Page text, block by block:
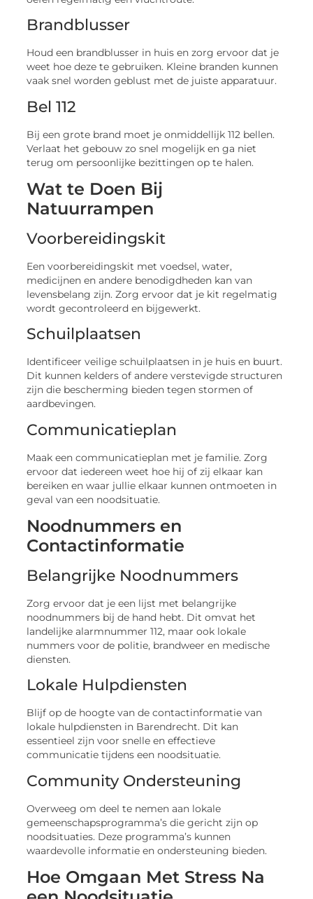
Brandblusser
Houd een brandblusser in huis en zorg ervoor dat je
weet hoe deze te gebruiken. Kleine branden kunnen
vaak snel worden geblust met de juiste apparatuur.
Bel 112
Bij een grote brand moet je onmiddellijk 112 bellen.
Verlaat het gebouw zo snel mogelijk en ga niet
terug om persoonlijke bezittingen op te halen.
Wat te Doen Bij
Natuurrampen
Voorbereidingskit
Een voorbereidingskit met voedsel, water,
medicijnen en andere benodigdheden kan van
levensbelang zijn. Zorg ervoor dat je kit regelmatig
wordt gecontroleerd en bijgewerkt.
Schuilplaatsen
Identificeer veilige schuilplaatsen in je huis en buurt.
Dit kunnen kelders of andere verstevigde structuren
zijn die bescherming bieden tegen stormen of
aardbevingen.
Communicatieplan
Maak een communicatieplan met je familie. Zorg
ervoor dat iedereen weet hoe hij of zij elkaar kan
bereiken en waar jullie elkaar kunnen ontmoeten in
geval van een noodsituatie.
Noodnummers en
Contactinformatie
Belangrijke Noodnummers
Zorg ervoor dat je een lijst met belangrijke
noodnummers bij de hand hebt. Dit omvat het
landelijke alarmnummer 112, maar ook lokale
nummers voor de politie, brandweer en medische
diensten.
Lokale Hulpdiensten
Blijf op de hoogte van de contactinformatie van
lokale hulpdiensten in Barendrecht. Dit kan
essentieel zijn voor snelle en effectieve
communicatie tijdens een noodsituatie.
Community Ondersteuning
Overweeg om deel te nemen aan lokale
gemeenschapsprogramma’s die gericht zijn op
noodsituaties. Deze programma’s kunnen
waardevolle informatie en ondersteuning bieden.
Hoe Omgaan Met Stress Na